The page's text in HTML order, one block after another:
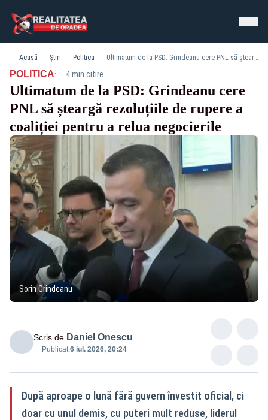
Acasă Știri Politica Ultimatum de la PSD: Grindeanu cere PNL să șteargă rezoluțiile de rupere a coaliției pentru a relua negocierile
POLITICA· 4 min citire
Ultimatum de la PSD: Grindeanu cere
PNL să șteargă rezoluțiile de rupere a
coaliției pentru a relua negocierile
Sorin Grindeanu
Scris de Daniel Onescu
Publicat:6 iul. 2026, 20:24
După aproape o lună fără guvern învestit oficial, ci
doar cu unul demis, cu puteri mult reduse, liderul